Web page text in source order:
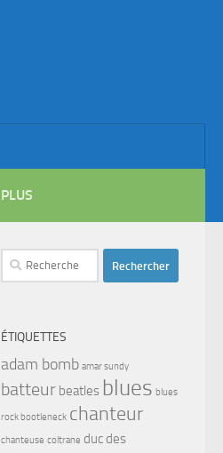
PLUS
Rechercher :
ÉTIQUETTES
adam bomb amar sundy
batteur beatles blues blues
rock bootleneck chanteur
chanteuse coltrane duc des